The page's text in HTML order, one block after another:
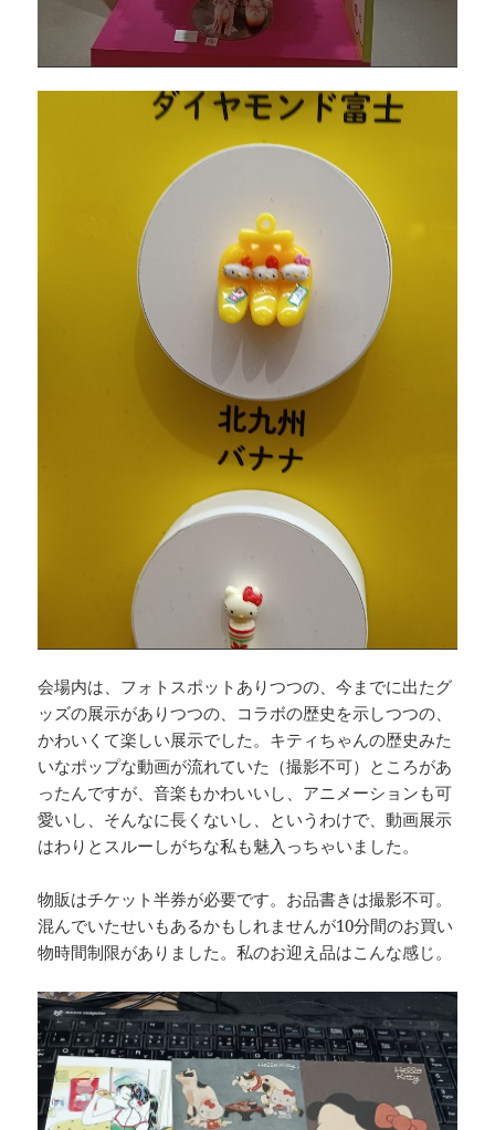
会場内は、フォトスポットありつつの、今までに出たグ
ッズの展示がありつつの、コラボの歴史を示しつつの、
かわいくて楽しい展示でした。キティちゃんの歴史みた
いなポップな動画が流れていた（撮影不可）ところがあ
ったんですが、音楽もかわいいし、アニメーションも可
愛いし、そんなに長くないし、というわけで、動画展示
はわりとスルーしがちな私も魅入っちゃいました。
物販はチケット半券が必要です。お品書きは撮影不可。
混んでいたせいもあるかもしれませんが10分間のお買い
物時間制限がありました。私のお迎え品はこんな感じ。